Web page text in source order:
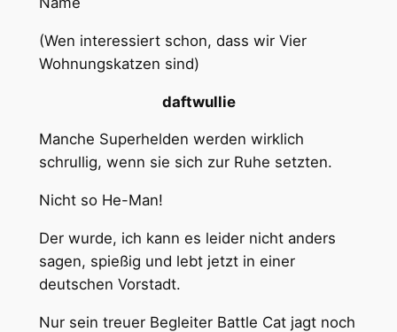
(Wen interessiert schon, dass wir Vier
Wohnungskatzen sind)
daftwullie
Manche Superhelden werden wirklich
schrullig, wenn sie sich zur Ruhe setzten.
Nicht so He-Man!
Der wurde, ich kann es leider nicht anders
sagen, spießig und lebt jetzt in einer
deutschen Vorstadt.
Nur sein treuer Begleiter Battle Cat jagt noch